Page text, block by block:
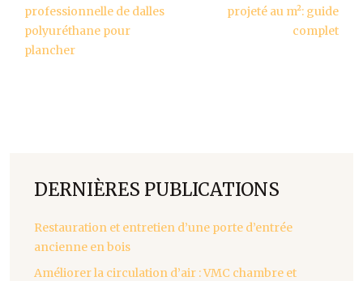
professionnelle de dalles
polyuréthane pour
plancher
projeté au m²: guide
complet
DERNIÈRES PUBLICATIONS
Restauration et entretien d’une porte d’entrée
ancienne en bois
Améliorer la circulation d’air : VMC chambre et